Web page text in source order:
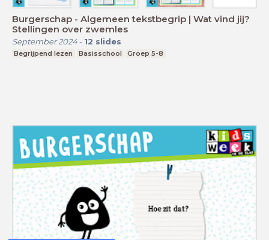
Burgerschap - Algemeen tekstbegrip | Wat vind jij?
Stellingen over zwemles
September 2024- 12 slides
Begrijpend lezen Basisschool Groep 5-8